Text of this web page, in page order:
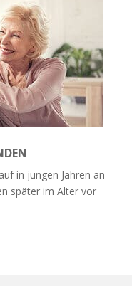
in jungen Jahren an
später im Alter vor